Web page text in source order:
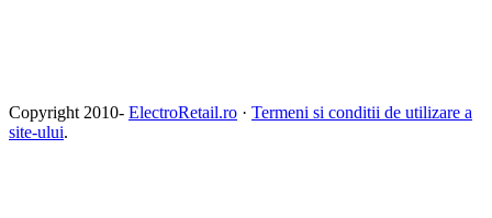
Copyright 2010- ElectroRetail.ro · Termeni si conditii de utilizare a
site-ului.